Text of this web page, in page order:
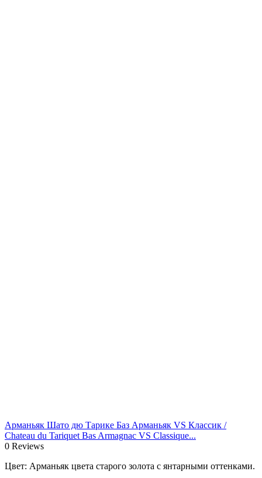
Арманьяк Шато дю Тарике Баз Арманьяк VS Классик /
Chateau du Tariquet Bas Armagnac VS Classique...
0 Reviews
Цвет: Арманьяк цвета старого золота с янтарными оттенками.